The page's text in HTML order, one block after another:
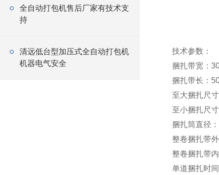
全自动打包机售后厂家有技术支
持
清远低台型加压式全自动打包机
机器电气安全
技术参数：
捆扎带宽：
捆扎带长：
至大捆扎尺
至小捆扎尺
捆扎筒直径
整卷捆扎带
整卷捆扎带
单道捆扎时